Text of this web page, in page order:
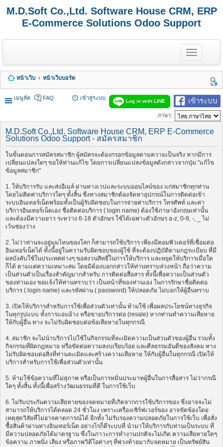
M.D.Soft Co.,Ltd. Software House CRM, ERP
E-Commerce Solutions Odoo Support
T
o
g
e
n
a
v
i
a
o
n
หน้าเว็บ
หน้าเว็บบอร์ด
นห
า
เมนูลัด
เข้าระบบ
Log in with LINE
FAQ เข้าสู่ระบบ
ภาษา:
M.D.Soft Co.,Ltd. Software House CRM, ERP E-Commerce
Solutions Odoo Support - สมัครสมาชิก
ในขั้นตอนการสมัครสมาชิก ผู้สมัครจะต้องกรอกข้อมูลตามความเป็นจริง หากมีการ
เปลี่ยนแปลงใดๆ ขอให้ท่านแก้ไข โดยการเปลี่ยนแปลงข้อมูลดังกล่าวจากปุ่ม "แก้ไข
ข้อมูลสมาชิก"
1. ให้บริการรับ และส่งอีเมล์ ผ่านทางเวปและระบบออนไลน์ของ แก่สมาชิกทุกท่าน
โดยไม่คิดค่าบริการใดๆ ทั้งสิ้น ซึ่งทางสมาชิกต้องจัดหาอุปกรณ์ในการติดต่อเข้า
ระบบอินเทอร์เน็ตพร้อมทั้งเป็นผู้รับผิดชอบในการจ่ายค่าบริการ โทรศัพท์ และค่า
บริการอินเทอร์เน็ตเอง ชื่อติดต่อบริการ ( login name) ต้องใช้ภาษาอังกฤษเท่านั้น
และต้องมีความยาว ระหว่าง 6-18 ตัวอักษร ใช้ได้เฉพาะตัวอักษร a-z, 0-9, -, _ ไม่
เว้นช่องว่าง
2. ไม่ว่าท่านจะอยู่มุมไหนของโลก ก็สามารถใช้บริการ เพียงมีคอมพิวเตอร์ที่เชื่อมต่อ
อินเทอร์เน็ตได้ ทั้งนี้อยู่ในความรับผิดชอบของผู้ใช้ ที่จะต้องปฏิบัติตามกฎระเบียบ ที่มี
ผลบังคับใช้ในประเทศต่างๆ ขอสงวนสิทธิ์ในการให้บริการ และหยุดให้บริการเมื่อใด
ก็ได้ ตามแต่ความเหมาะสม โดยมิต้องบอกกล่าวให้ท่านทราบล่วงหน้า ถือว่าความ
เป็นส่วนตัวเป็นเรื่องสำคัญมากสำหรับ การติดต่อสื่อสาร ทั้งนี้เพื่อความเป็นส่วนตัว
ของท่านเอง ขอแจ้งให้ท่านทราบว่า เป็นหน้าที่ของท่านเอง ในการรักษาชื่อติดต่อ
บริการ ( login name) และรหัสผ่าน ( password) ให้ปลอดภัย ไม่บอกให้ผู้อื่นทราบ
3. เปิดให้บริการสำหรับการใช้เพื่อส่วนตัวเท่านั้น ห้ามใช้ เพื่อผลประโยชน์ทางธุรกิจ
ในทุกรูปแบบ ทั้งการแอบอ้าง หรือขายบริการต่อ (resale) หากท่านทำความเสียหาย
ให้กับผู้อื่น ทาง จะไม่รับผิดชอบต่อข้อเสียหายในทุกกรณี
4. สมาชิก จะไม่นำบริการไปใช้ในกิจกรรมที่ละเมิดความเป็นส่วนตัวของผู้อื่น รวมทั้ง
กิจกรรมที่ผิดกฎหมาย หรือขัดต่อความสงบเรียบร้อย และศีลธรรมอันดีของสังคม ทาง
ไม่รับผิดชอบต่อสิ่งที่ท่านละเมิดและสร้างความเสียหาย ให้กับผู้อื่นในทุกกรณี เปิดให้
บริการสำหรับการใช้เพื่อส่วนตัวเท่านั้น
5. ห้ามใช้ข้อความที่ไม่สุภาพ หรือเป็นการหมิ่นประมาทผู้อื่นในการสื่อสาร ไม่ว่ากรณี
ใดๆ ทั้งสิ้น ทั้งนี้เพื่อสร้างวัฒนธรรมที่ดี ในการใช้เว็บ
6. ไม่รับประกันความเสียหายของจดหมายที่เกิดจากการใช้บริการของ ซึ่งอาจจะไม่
สามารถให้บริการได้ตลอด 24 ชั่วโมง เพราะเครื่องเซิร์ฟเวอร์ของ อาจขัดข้องโดย
เหตุสุดวิสัยที่ไม่อาจคาดการณ์ได้ อีกทั้ง ไม่รับรองความปลอดภัยในการใช้เว็บ เพื่อสั่ง
ซื้อสินค้าผ่านทางอินเทอร์เน็ต อย่างไรก็ดีระบบที่ นำมาให้บริการกับท่านเป็นระบบ ที่
มีความปลอดภัยได้มาตรฐาน ซึ่งในภาวะการทำงานปกติจะไม่เกิด ความเสียหายใดๆ
ข้อความ ภาพนิ่ง เสียง หรือภาพวิดีโอต่างๆ ที่พ่วงท้ายมากับจดหมาย เป็นทรัพย์สิน